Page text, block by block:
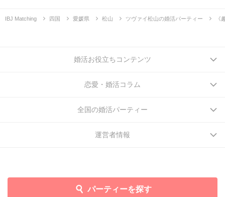
IBJ Matching 四国 愛媛県 松山 ツヴァイ松山の婚活パーティー 《
パーティーを探す
婚活お役立ちコンテンツ
恋愛・婚活コラム
全国の婚活パーティー
運営者情報